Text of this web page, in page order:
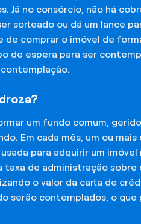
no consórcio, não há
sorteado ou dá um lance
comprar o imóvel de
de espera para ser
um fundo comum,
Em cada mês, um ou
para adquirir um
de administração
o valor da carta de
serão contemplados, o